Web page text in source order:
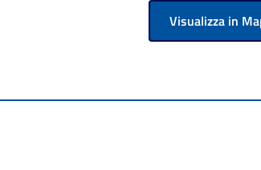
Visualizza in